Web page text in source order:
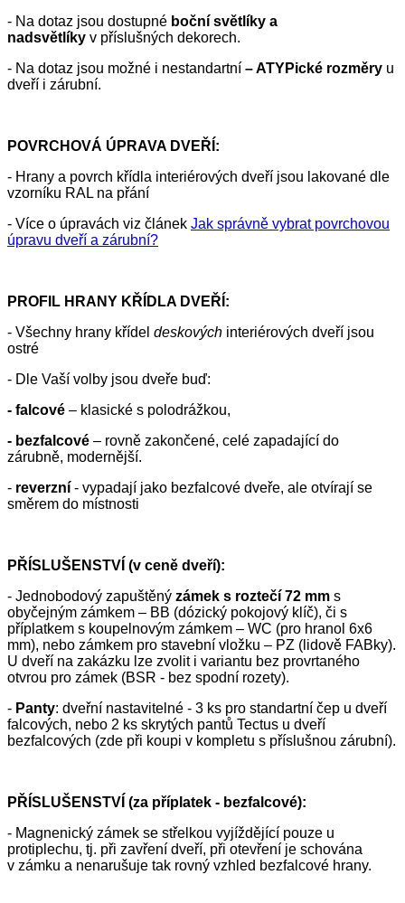
- Na dotaz jsou dostupné boční světlíky a
nadsvětlíky v příslušných dekorech.
- Na dotaz jsou možné i nestandartní – ATYPické rozměry u
dveří i zárubní.
POVRCHOVÁ ÚPRAVA DVEŘÍ:
- Hrany a povrch křídla interiérových dveří jsou lakované dle
vzorníku RAL na přání
- Více o úpravách viz článek Jak správně vybrat povrchovou
úpravu dveří a zárubní?
PROFIL HRANY KŘÍDLA DVEŘÍ:
- Všechny hrany křídel deskových interiérových dveří jsou
ostré
- Dle Vaší volby jsou dveře buď:
- falcové – klasické s polodrážkou,
- bezfalcové – rovně zakončené, celé zapadající do
zárubně, modernější.
- reverzní - vypadají jako bezfalcové dveře, ale otvírají se
směrem do místnosti
PŘÍSLUŠENSTVÍ (v ceně dveří):
- Jednobodový zapuštěný zámek s roztečí 72 mm s
obyčejným zámkem – BB (dózický pokojový klíč), či s
příplatkem s koupelnovým zámkem – WC (pro hranol 6x6
mm), nebo zámkem pro stavební vložku – PZ (lidově FABky).
U dveří na zakázku lze zvolit i variantu bez provrtaného
otvrou pro zámek (BSR - bez spodní rozety).
- Panty: dveřní nastavitelné - 3 ks pro standartní čep u dveří
falcových, nebo 2 ks skrytých pantů Tectus u dveří
bezfalcových (zde při koupi v kompletu s příslušnou zárubní).
PŘÍSLUŠENSTVÍ (za příplatek - bezfalcové):
- Magnenický zámek se střelkou vyjíždějící pouze u
protiplechu, tj. při zavření dveří, při otevření je schována
v zámku a nenarušuje tak rovný vzhled bezfalcové hrany.